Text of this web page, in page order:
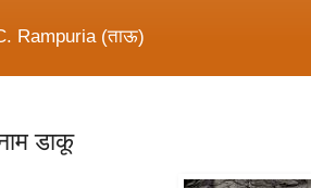
Rampuria (ताऊ)
डाकू